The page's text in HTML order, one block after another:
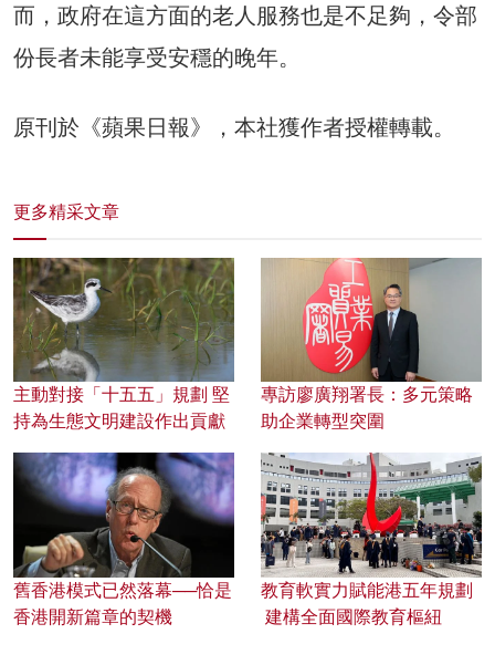
而，政府在這方面的老人服務也是不足夠，令部
份長者未能享受安穩的晚年。
原刊於《蘋果日報》，本社獲作者授權轉載。
更多精采文章
主動對接「十五五」規劃 堅
持為生態文明建設作出貢獻
專訪廖廣翔署長：多元策略
助企業轉型突圍
舊香港模式已然落幕──恰是
香港開新篇章的契機
教育軟實力賦能港五年規劃
建構全面國際教育樞紐